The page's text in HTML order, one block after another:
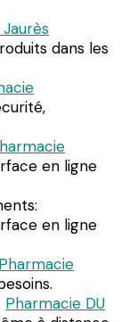
dans les
en ligne
en ligne
Pharmacie
Pharmacie DU